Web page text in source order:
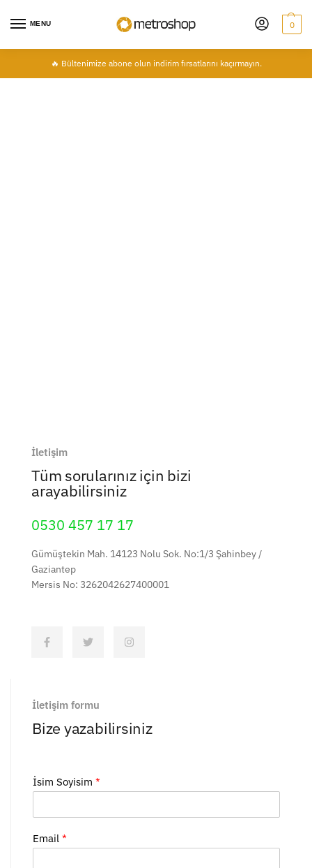
MENU 0
🔥 Bültenimize abone olun indirim fırsatlarını kaçırmayın.
İletişim
Tüm sorularınız için bizi
arayabilirsiniz
0530 457 17 17
Gümüştekin Mah. 14123 Nolu Sok. No:1/3 Şahinbey /
Gaziantep
Mersis No: 3262042627400001
İletişim formu
Bize yazabilirsiniz
İsim Soyisim *
Email *